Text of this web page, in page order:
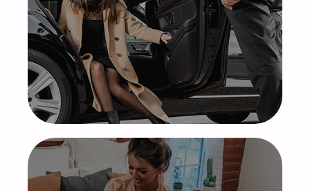
Поддержка
агенства